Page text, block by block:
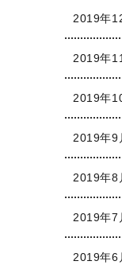
2019年
2019年
2019年
2019年9
2019年8
2019年7
2019年6